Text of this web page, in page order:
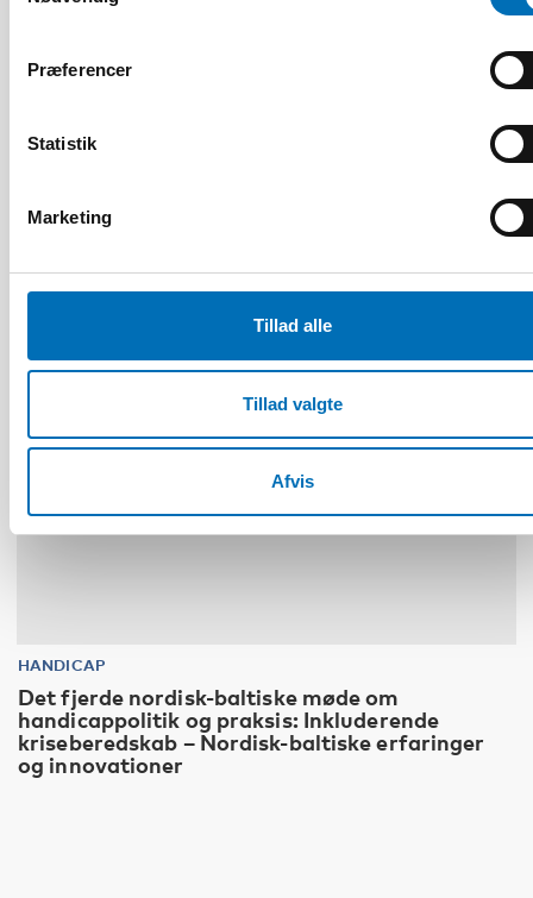
Præferencer
Statistik
Marketing
Tillad alle
Tillad valgte
Afvis
Tactile Working Memory Scale – A Professional
HANDICAP
Det fjerde nordisk-baltiske møde om
handicappolitik og praksis: Inkluderende
kriseberedskab – Nordisk-baltiske erfaringer
og innovationer